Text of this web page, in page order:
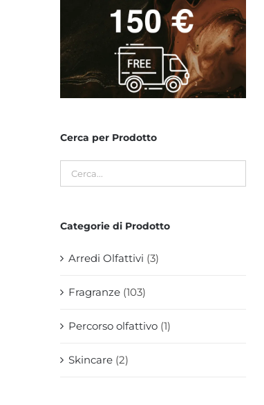
Cerca per Prodotto
Categorie di Prodotto
Arredi Olfattivi (3)
Fragranze (103)
Percorso olfattivo (1)
Skincare (2)